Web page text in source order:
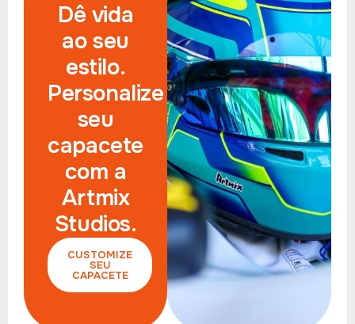
Dê vida
ao seu
estilo.
Personalize
seu
capacete
com a
Artmix
Studios.
CUSTOMIZE
SEU
CAPACETE